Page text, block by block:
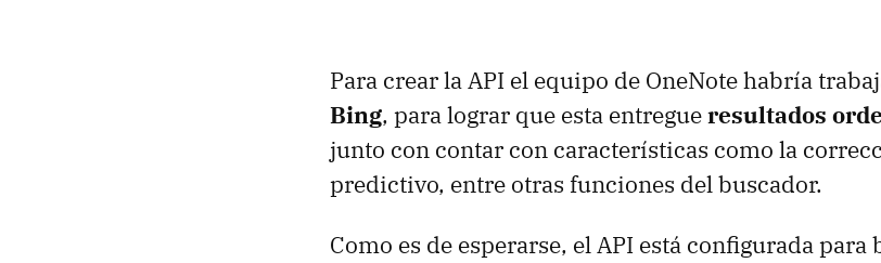
Para crear la API el equipo de OneNote habría
Bing, para lograr que esta entregueresultados
junto con contar con características como la
predictivo, entre otras funciones del buscador.
Como es de esperarse, el API está configurada